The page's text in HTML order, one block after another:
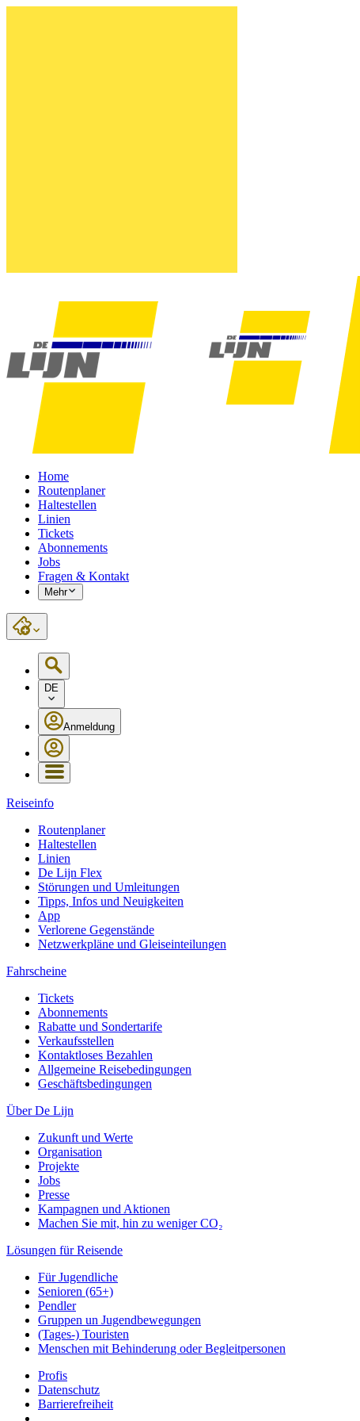
Home
Routenplaner
Haltestellen
Linien
Tickets
Abonnements
Jobs
Fragen & Kontakt
Mehr
DE
Anmeldung
Reiseinfo
Routenplaner
Haltestellen
Linien
De Lijn Flex
Störungen und Umleitungen
Tipps, Infos und Neuigkeiten
App
Verlorene Gegenstände
Netzwerkpläne und Gleiseinteilungen
Fahrscheine
Tickets
Abonnements
Rabatte und Sondertarife
Verkaufsstellen
Kontaktloses Bezahlen
Allgemeine Reisebedingungen
Geschäftsbedingungen
Über De Lijn
Zukunft und Werte
Organisation
Projekte
Jobs
Presse
Kampagnen und Aktionen
Machen Sie mit, hin zu weniger CO₂
Lösungen für Reisende
Für Jugendliche
Senioren (65+)
Pendler
Gruppen un Jugendbewegungen
(Tages-) Touristen
Menschen mit Behinderung oder Begleitpersonen
Profis
Datenschutz
Barrierefreiheit